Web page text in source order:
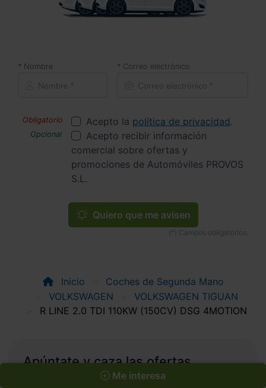
Nombre Correo electrónico
Acepto la política de privacidad.
Acepto recibir información
comercial sobre ofertas y
promociones de Automóviles PROVOS
S.L.
Quiero que me avisen
Me interesa
Inicio
Coches de Segunda Mano
VOLKSWAGEN
VOLKSWAGEN TIGUAN
R LINE 2.0 TDI 110KW (150CV) DSG 4MOTION
Apúntate y caza las ofertas
Apúntate a nuestro boletín y serás el primero en